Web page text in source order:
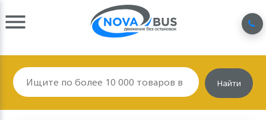
Найти